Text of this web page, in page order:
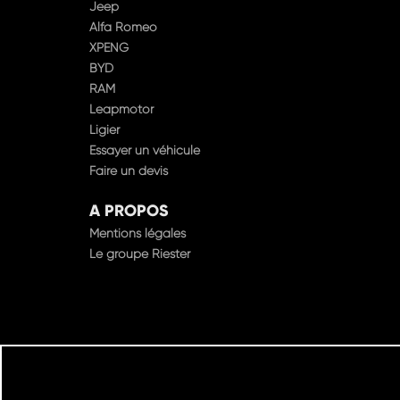
Jeep
Alfa Romeo
XPENG
BYD
RAM
Leapmotor
Ligier
Essayer un véhicule
Faire un devis
A PROPOS
Mentions légales
Le groupe Riester